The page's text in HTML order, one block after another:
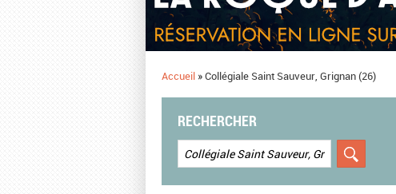
Accueil »Collégiale Saint Sauveur, Grignan (26)
RECHERCHER